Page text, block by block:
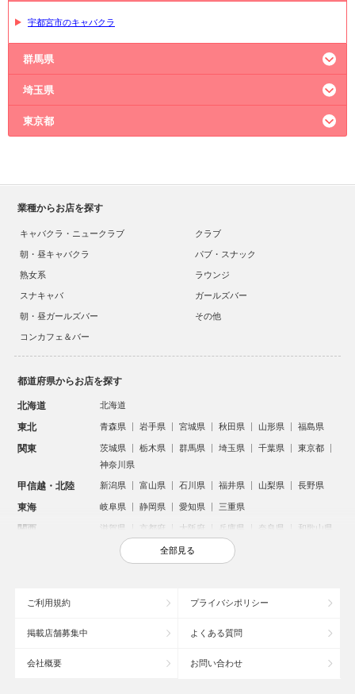
宇都宮市のキャバクラ
群馬県
高崎市のキャバクラ
埼玉県
大宮のキャバクラ
東京都
上野のキャバクラ 池袋のキャバクラ
神田のキャバクラ
業種からお店を探す
キャバクラ・ニュークラブ
クラブ
朝・昼キャバクラ
パブ・スナック
熟女系
ラウンジ
スナキャバ
ガールズバー
朝・昼ガールズバー
その他
コンカフェ＆バー
都道府県からお店を探す
北海道 北海道
東北 青森県 岩手県 宮城県 秋田県 山形県 福島県
関東 茨城県 栃木県 群馬県 埼玉県 千葉県
東京都
神奈川県
甲信越・北陸 新潟県 富山県 石川県 福井県 山梨県 長野県
東海 岐阜県 静岡県 愛知県 三重県
関西 滋賀県 京都府 大阪府 兵庫県 奈良県 和歌山県
鳥取県 島根県 岡山県 広島県
沖縄県
全部見る
ご利用規約 プライバシポリシー
掲載店舗募集中 よくある質問
会社概要 お問い合わせ